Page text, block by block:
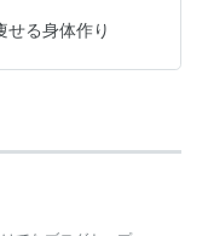
ークです。 事務
や仕事中に動いた
座りっぱなし状
、腰が痛くなった
せる身体作り